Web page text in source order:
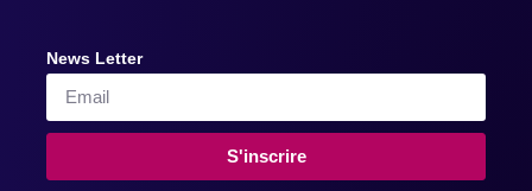
News Letter
S'inscrire